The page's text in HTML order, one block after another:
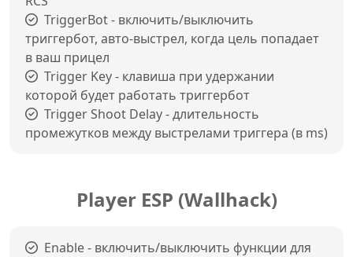
TriggerBot - включить/выключить
триггербот, авто-выстрел, когда цель попадает
в ваш прицел
Trigger Key - клавиша при удержании
которой будет работать триггербот
Trigger Shoot Delay - длительность
промежутков между выстрелами триггера (в ms)
Player ESP (Wallhack)
Enable - включить/выключить функции для